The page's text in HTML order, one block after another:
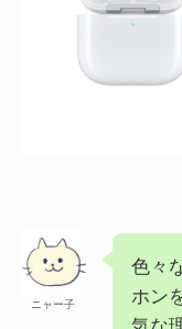
ニャー子
色々
ホン